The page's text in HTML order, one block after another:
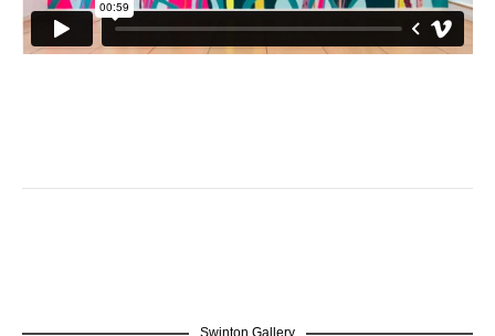
Swinton Gallery